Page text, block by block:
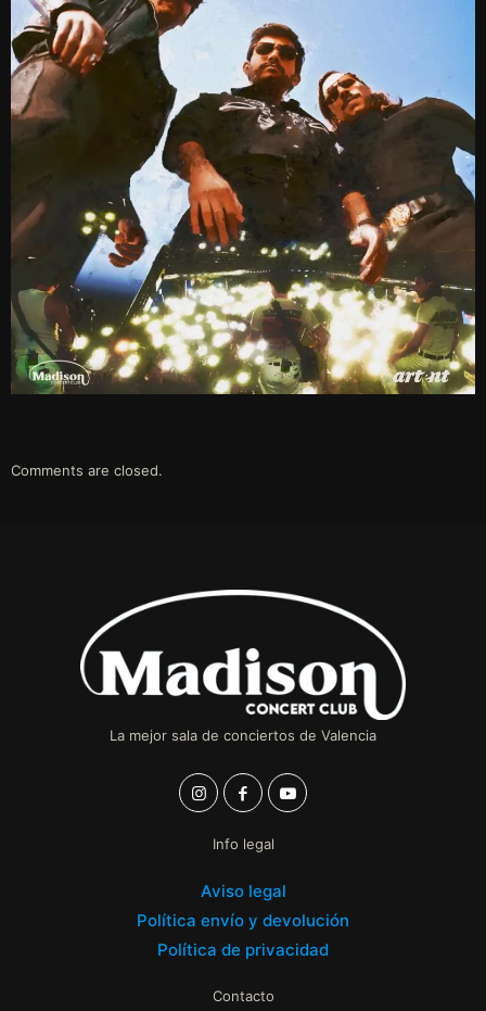
Comments are closed.
La mejor sala de conciertos de Valencia
Info legal
Aviso legal
Política envío y devolución
Política de privacidad
Contacto